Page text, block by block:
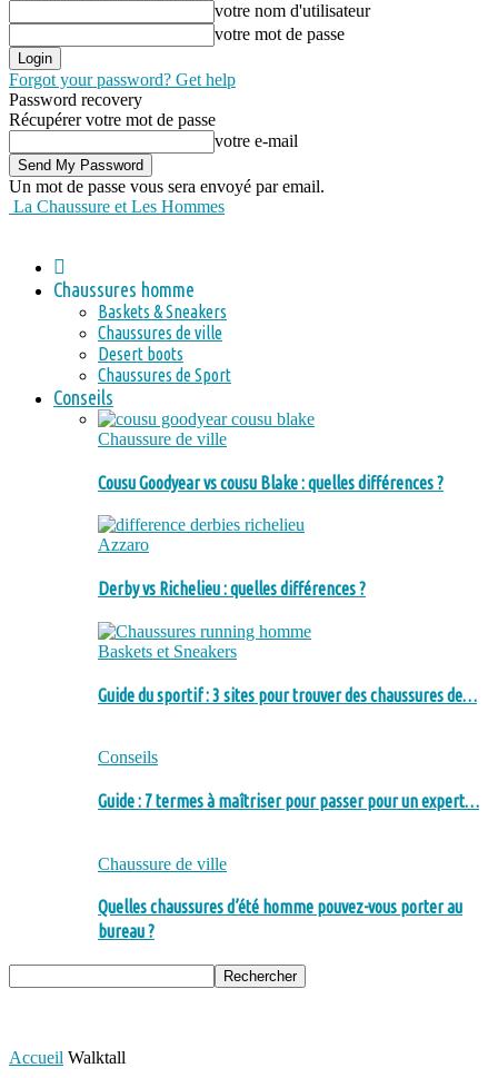
votre nom d'utilisateur
votre mot de passe
Forgot your password? Get help
Password recovery
Récupérer votre mot de passe
votre e-mail
Un mot de passe vous sera envoyé par email.
La Chaussure et Les Hommes
Chaussures homme
Baskets & Sneakers
Chaussures de ville
Desert boots
Chaussures de Sport
Conseils
Chaussure de ville
Cousu Goodyear vs cousu Blake : quelles différences ?
Azzaro
Derby vs Richelieu : quelles différences ?
Baskets et Sneakers
Guide du sportif : 3 sites pour trouver des chaussures de…
Conseils
Guide : 7 termes à maîtriser pour passer pour un expert…
Chaussure de ville
Quelles chaussures d’été homme pouvez-vous porter au
bureau ?
Accueil Walktall